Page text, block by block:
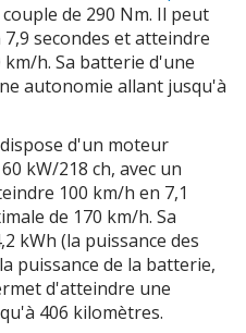
de 290 Nm. Il peut
secondes et atteindre
km/h. Sa batterie d'une
autonomie allant jusqu'à
d'un moteur
kW/218 ch, avec un
100 km/h en 7,1
de 170 km/h. Sa
kWh (la puissance des
puissance de la batterie,
d'atteindre une
406 kilomètres.